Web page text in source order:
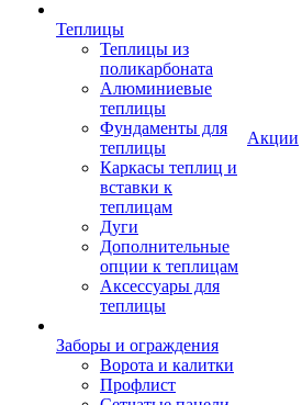
Теплицы
Теплицы из
поликарбоната
Алюминиевые
теплицы
Фундаменты для
теплицы
Каркасы теплиц и
вставки к
теплицам
Дуги
Дополнительные
опции к теплицам
Аксессуары для
теплицы
Заборы и ограждения
Ворота и калитки
Профлист
Акции